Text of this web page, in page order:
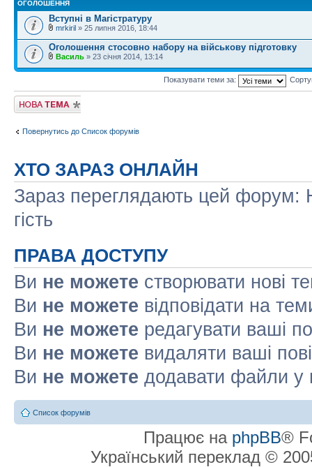
ОГОЛОШЕННЯ
Вступні в Магістратуру
mrkiril » 25 липня 2016, 18:44
Оголошення стосовно набору на військову підготовку
Василь » 23 січня 2014, 13:14
Показувати теми за:
Створити нову
тему
Повернутись до Список форумів
ХТО ЗАРАЗ ОНЛАЙН
Зараз переглядають цей форум:
гість
ПРАВА ДОСТУПУ
Ви не можете створювати нові
Ви не можете відповідати на
Ви не можете редагувати ваші
Ви не можете видаляти ваші
Ви не можете додавати файли у
Список форумів
Працює на phpBB®
Український переклад ©